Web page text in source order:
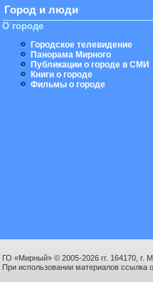
Город и люди
О городе
Городское телевидение
Панорама Мирного
Публикации о городе в СМИ
Книги о городе
Фильмы о городе
ГО «Мирный» © 2005-2026 гг. 164170, г.
При использовании материалов ссылка